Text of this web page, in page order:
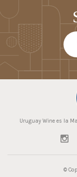
Uruguay Wine es la
©